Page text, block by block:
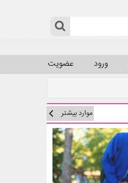
عضویت ورود
موارد بیشتر